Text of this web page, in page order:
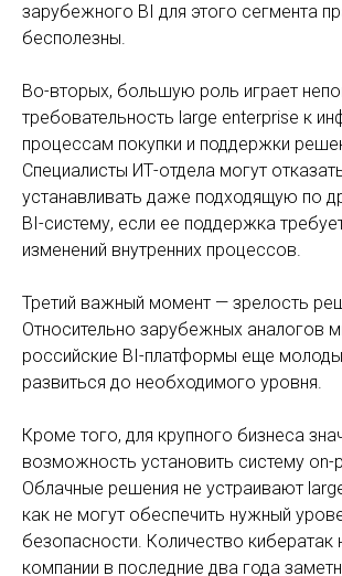
зарубежного BI для этого сегмента
бесполезны.
Во-вторых, большую роль играет
требовательность large enterprise к
процессам покупки и поддержки
Специалисты ИТ-отдела могут
устанавливать даже подходящую по
BI-систему, если ее поддержка
изменений внутренних процессов.
Третий важный момент — зрелость
Относительно зарубежных аналогов
российские BI-платформы еще молоды
развиться до необходимого уровня.
Кроме того, для крупного бизнеса
возможность установить систему on-
Облачные решения не устраивают
как не могут обеспечить нужный
безопасности. Количество кибератак
компании в последние два года